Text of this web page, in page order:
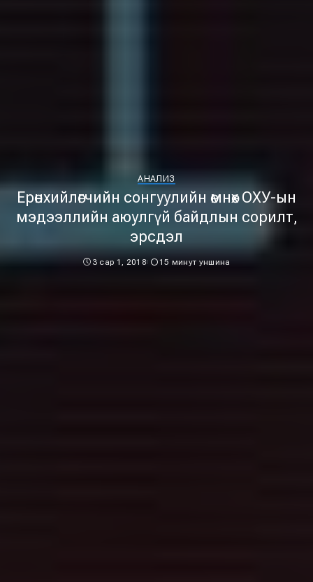
АНАЛИЗ
Ерөнхийлөгчийн сонгуулийн өмнөх ОХУ-ын
мэдээллийн аюулгүй байдлын сорилт,
эрсдэл
3 сар 1, 2018 15 минут уншина